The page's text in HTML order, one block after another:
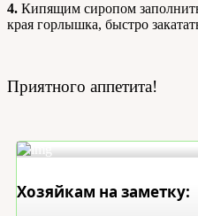
4. Кипящим сиропом
края горлышка, быстро
Приятного аппетита!
Хозяйкам на заметку: